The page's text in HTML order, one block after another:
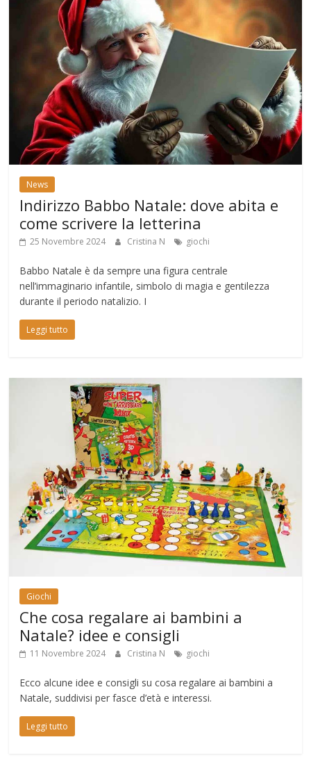
News
Indirizzo Babbo Natale: dove abita e
come scrivere la letterina
25 Novembre 2024 Cristina N giochi
Babbo Natale è da sempre una figura centrale
nell’immaginario infantile, simbolo di magia e gentilezza
durante il periodo natalizio. I
Leggi tutto
Giochi
Che cosa regalare ai bambini a
Natale? idee e consigli
11 Novembre 2024 Cristina N giochi
Ecco alcune idee e consigli su cosa regalare ai bambini a
Natale, suddivisi per fasce d’età e interessi.
Leggi tutto